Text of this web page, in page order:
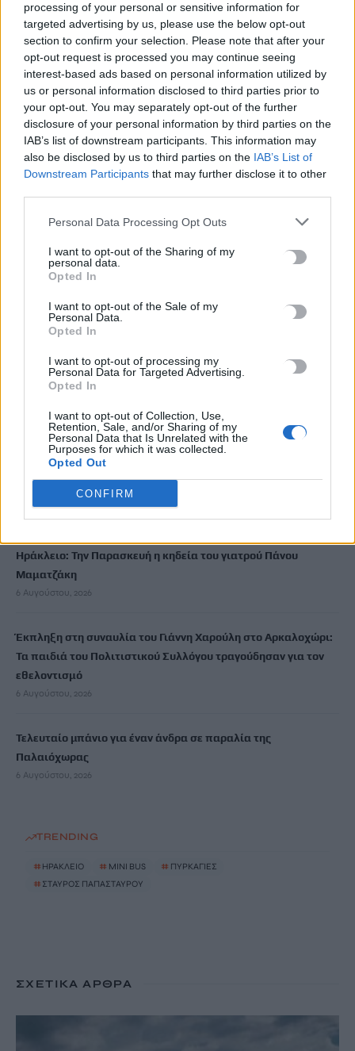
processing of your personal or sensitive information for
targeted advertising by us, please use the below opt-out
section to confirm your selection. Please note that after your
opt-out request is processed you may continue seeing
interest-based ads based on personal information utilized by
us or personal information disclosed to third parties prior to
your opt-out. You may separately opt-out of the further
disclosure of your personal information by third parties on the
IAB’s list of downstream participants. This information may
also be disclosed by us to third parties on the IAB’s List of
Downstream Participants that may further disclose it to other
Personal Data Processing Opt Outs
I want to opt-out of the Sharing of my
personal data.
Opted In
I want to opt-out of the Sale of my
Personal Data.
Opted In
I want to opt-out of processing my
Personal Data for Targeted Advertising.
Opted In
I want to opt-out of Collection, Use,
Retention, Sale, and/or Sharing of my
Personal Data that Is Unrelated with the
Purposes for which it was collected.
Opted Out
CONFIRM
ΠΡΟΣΘΕΣΕ ΤΟCRETA24ΣΤΗΝ GOOGLE
ΡΟΗ ΕΙΔΗΣΕΩΝ
Ηράκλειο: Διακρίσεις και… ξενοφοβία στα Mini Bus;
6 Αυγούστου, 2026
Στ. Παπασταύρου για πυρκαγιές: Διασώθηκε σχεδόν στο
Υπόθεση 75χρονης στα Χανιά: Την εντόπισε περιπολικό,
μεταφέρθηκε στο Αστυνομικό Τμήμα και λίγες ημέρες μετά
βρέθηκε νεκρή
6 Αυγούστου, 2026
6 Αυγούστου, 2026
Δασικές πυρκαγιές: Οι 6 πιο επικίνδυνες εβδομάδες
6 Αυγούστου, 2026
Νικόλαο, η «Μεσόγειος» ταξιδεύει απόψε στο Ηράκλειο
6 Αυγούστου, 2026
Ηράκλειο: Την Παρασκευή η κηδεία του γιατρού Πάνου
Μαματζάκη
6 Αυγούστου, 2026
Έκπληξη στη συναυλία του Γιάννη Χαρούλη στο Αρκαλοχώρι:
Τα παιδιά του Πολιτιστικού Συλλόγου τραγούδησαν για τον
εθελοντισμό
6 Αυγούστου, 2026
Τελευταίο μπάνιο για έναν άνδρα σε παραλία της
Παλαιόχωρας
6 Αυγούστου, 2026
TRENDING
# ΗΡΑΚΛΕΙΟ # MINI BUS # ΠΥΡΚΑΓΙΕΣ
# ΣΤΑΥΡΟΣ ΠΑΠΑΣΤΑΥΡΟΥ
ΣΧΕΤΙΚΆ ΆΡΘΡΑ